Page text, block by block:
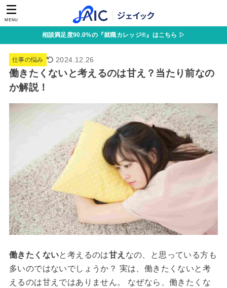
MENU
相談満足度90.0%の『就職カレッジ®』はこちら ▷
仕事の悩み 2024.12.26
働きたくないと考えるのは甘え？当たり前なの
か解説！
働きたくないと考えるのは甘え なの、と思っている方も
多いのではないでしょうか？ 実は、働きたくないと考
えるのは甘えではありません。 なぜなら、働きたくな